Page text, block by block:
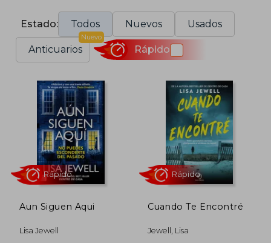
Estado: Todos Nuevos Usados
Anticuarios
Nuevo
Rápido
Aun Siguen Aqui
Lisa Jewell
Cuando Te Encontré
Jewell, Lisa